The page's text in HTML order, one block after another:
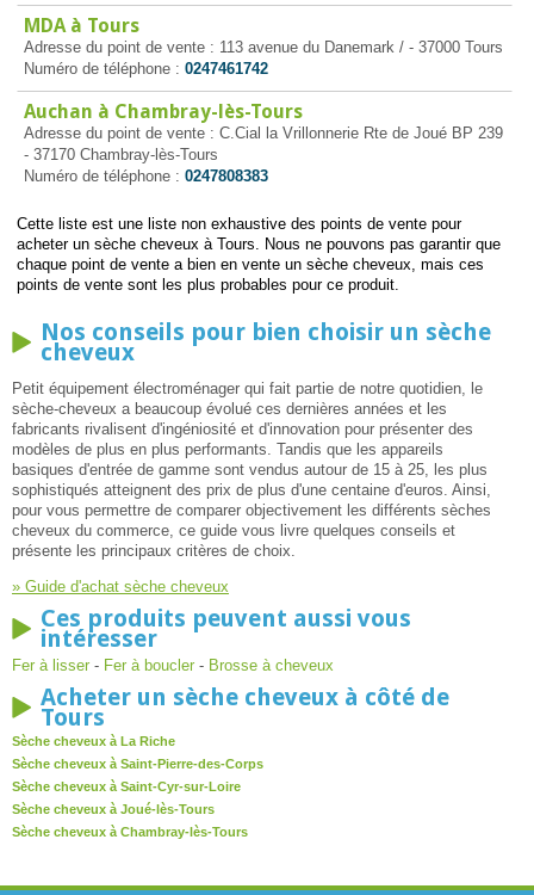
MDA à Tours
Adresse du point de vente : 113 avenue du Danemark / - 37000 Tours
Numéro de téléphone : 0247461742
Auchan à Chambray-lès-Tours
Adresse du point de vente : C.Cial la Vrillonnerie Rte de Joué BP 239
- 37170 Chambray-lès-Tours
Numéro de téléphone : 0247808383
Cette liste est une liste non exhaustive des points de vente pour
acheter un sèche cheveux à Tours. Nous ne pouvons pas garantir que
chaque point de vente a bien en vente un sèche cheveux, mais ces
points de vente sont les plus probables pour ce produit.
Nos conseils pour bien choisir un sèche
cheveux
Petit équipement électroménager qui fait partie de notre quotidien, le
sèche-cheveux a beaucoup évolué ces dernières années et les
fabricants rivalisent d'ingéniosité et d'innovation pour présenter des
modèles de plus en plus performants. Tandis que les appareils
basiques d'entrée de gamme sont vendus autour de 15 à 25, les plus
sophistiqués atteignent des prix de plus d'une centaine d'euros. Ainsi,
pour vous permettre de comparer objectivement les différents sèches
cheveux du commerce, ce guide vous livre quelques conseils et
présente les principaux critères de choix.
» Guide d'achat sèche cheveux
Ces produits peuvent aussi vous
intéresser
Fer à lisser - Fer à boucler - Brosse à cheveux
Acheter un sèche cheveux à côté de
Tours
Sèche cheveux à La Riche
Sèche cheveux à Saint-Pierre-des-Corps
Sèche cheveux à Saint-Cyr-sur-Loire
Sèche cheveux à Joué-lès-Tours
Sèche cheveux à Chambray-lès-Tours